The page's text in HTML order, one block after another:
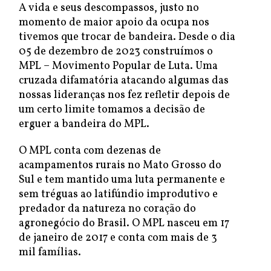
A vida e seus descompassos, justo no
momento de maior apoio da ocupa nos
tivemos que trocar de bandeira. Desde o dia
05 de dezembro de 2023 construímos o
MPL – Movimento Popular de Luta. Uma
cruzada difamatória atacando algumas das
nossas lideranças nos fez refletir depois de
um certo limite tomamos a decisão de
erguer a bandeira do MPL.
O MPL conta com dezenas de
acampamentos rurais no Mato Grosso do
Sul e tem mantido uma luta permanente e
sem tréguas ao latifúndio improdutivo e
predador da natureza no coração do
agronegócio do Brasil. O MPL nasceu em 17
de janeiro de 2017 e conta com mais de 3
mil famílias.